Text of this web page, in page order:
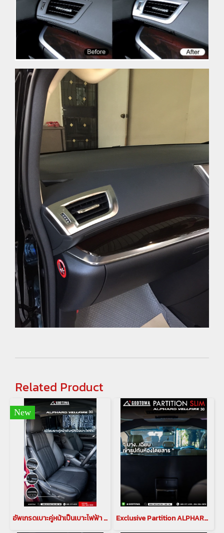
Related Product
New
อัพเกรดเบาะคู่หน้าเป็นเบาะไฟฟ้า สำหรับรถ alphard vellfire(copy) Exclusive Partition ALPHARD VELLFIRD 40 ฉากกั้นห้องโดยสาร อัลพาร์ด เวลไฟร์ 40(copy)(copy)